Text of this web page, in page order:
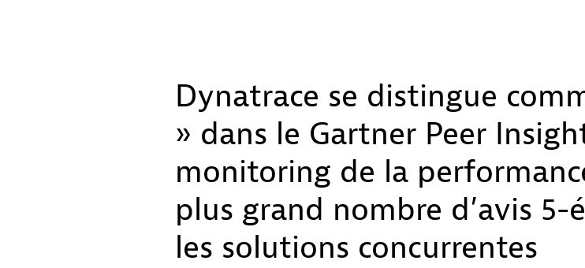
Dynatrace se distingue
» dans le Gartner Peer
monitoring de la
plus grand nombre d’avis
les solutions concurrentes